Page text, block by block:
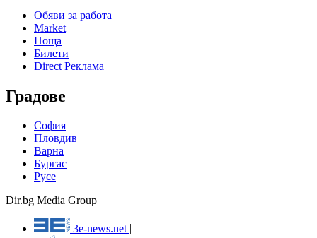
Обяви за работа
Market
Поща
Билети
Direct Реклама
Градове
София
Пловдив
Варна
Бургас
Русе
Dir.bg Media Group
3e-news.net